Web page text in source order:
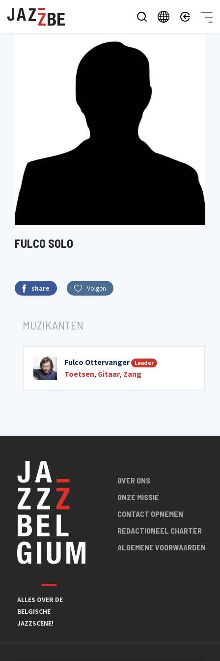
FULCO SOLO
share Volgen
MUZIKANTEN
Fulco Ottervanger Leader
Toetsen, Gitaar, Zang
ALLES OVER DE
BELGISCHE
JAZZSCENE!
OVER ONS
ONZE MISSIE
CONTACT OPNEMEN
REDACTIONEEL CHARTER
ALGEMENE VOORWAARDEN